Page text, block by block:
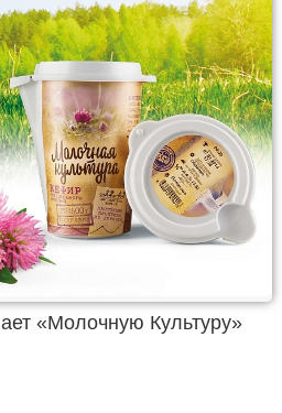
«Молочную Культуру»